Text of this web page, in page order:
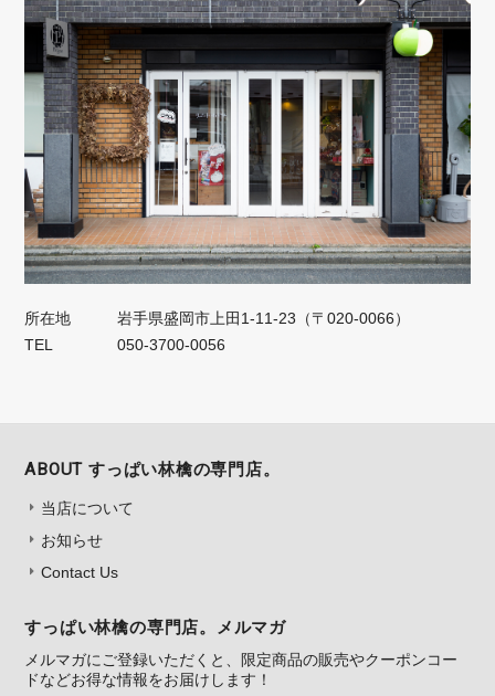
所在地
岩手県盛岡市上田1‐11‐23（〒020-0066）
TEL
050‐3700‐0056
ABOUT すっぱい林檎の専門店。
当店について
お知らせ
Contact Us
すっぱい林檎の専門店。メルマガ
メルマガにご登録いただくと、限定商品の販売やクーポンコー
ドなどお得な情報をお届けします！